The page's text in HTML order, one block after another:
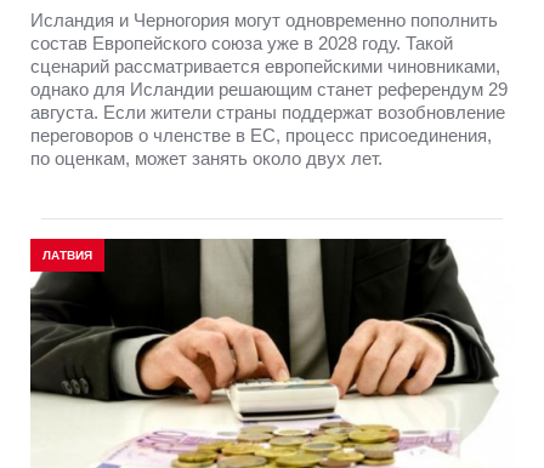
Исландия и Черногория могут одновременно пополнить
состав Европейского союза уже в 2028 году. Такой
сценарий рассматривается европейскими чиновниками,
однако для Исландии решающим станет референдум 29
августа. Если жители страны поддержат возобновление
переговоров о членстве в ЕС, процесс присоединения,
по оценкам, может занять около двух лет.
ЛАТВИЯ